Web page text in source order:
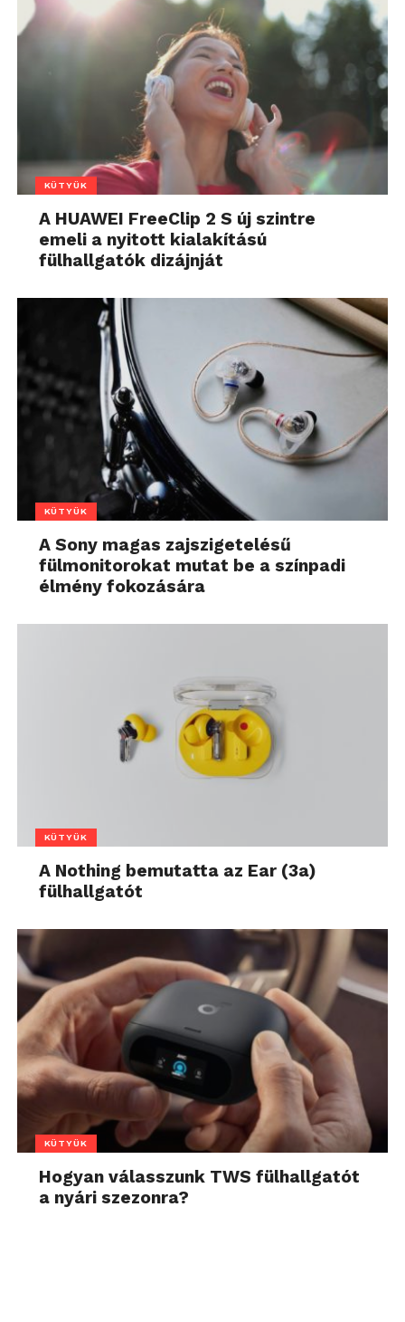
KÜTYÜK
A HUAWEI FreeClip 2 S új szintre
emeli a nyitott kialakítású
fülhallgatók dizájnját
KÜTYÜK
A Sony magas zajszigetelésű
fülmonitorokat mutat be a színpadi
élmény fokozására
KÜTYÜK
A Nothing bemutatta az Ear (3a)
fülhallgatót
KÜTYÜK
Hogyan válasszunk TWS fülhallgatót
a nyári szezonra?